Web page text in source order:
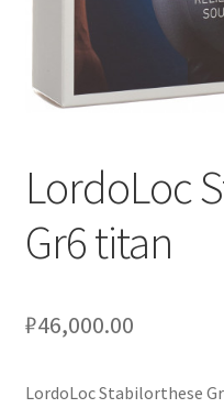
Сотрудничество
LordoLoc
Gr6 titan
₽46,000.00
LordoLoc Stabilorthese